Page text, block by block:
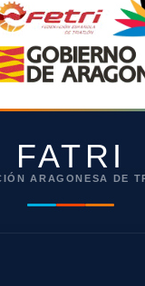
FATRI
ARAGONESA DE